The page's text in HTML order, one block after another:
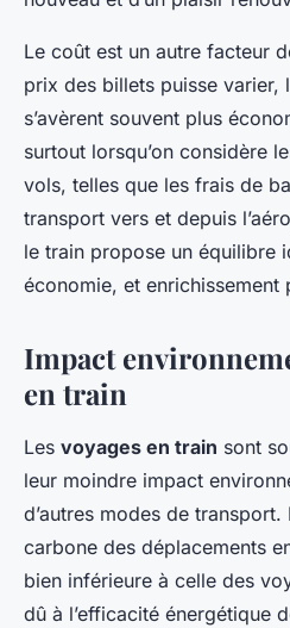
Le coût est un autre facteur
prix des billets puisse varier,
s’avèrent souvent plus
surtout lorsqu’on considère
vols, telles que les frais de
transport vers et depuis
le train propose un équilibre
économie, et enrichissement
Impact
en train
Les voyages en train sont
leur moindre impact
d’autres modes de transport.
carbone des déplacements
bien inférieure à celle des
dû à l’efficacité énergétique